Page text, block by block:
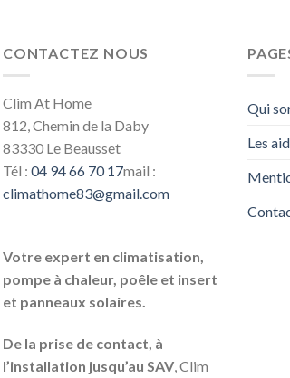
CONTACTEZ NOUS
Clim At Home
812, Chemin de la Daby
83330 Le Beausset
Tél : 04 94 66 70 17mail :
climathome83@gmail.com
Votre expert en climatisation,
pompe à chaleur, poêle et insert
et panneaux solaires.
De la prise de contact, à
l’installation jusqu’au SAV, Clim
Qui
Les